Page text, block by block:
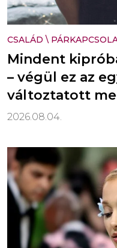
CSALÁD \
Mindent
– végül ez az
változtatott
2026.08.04.